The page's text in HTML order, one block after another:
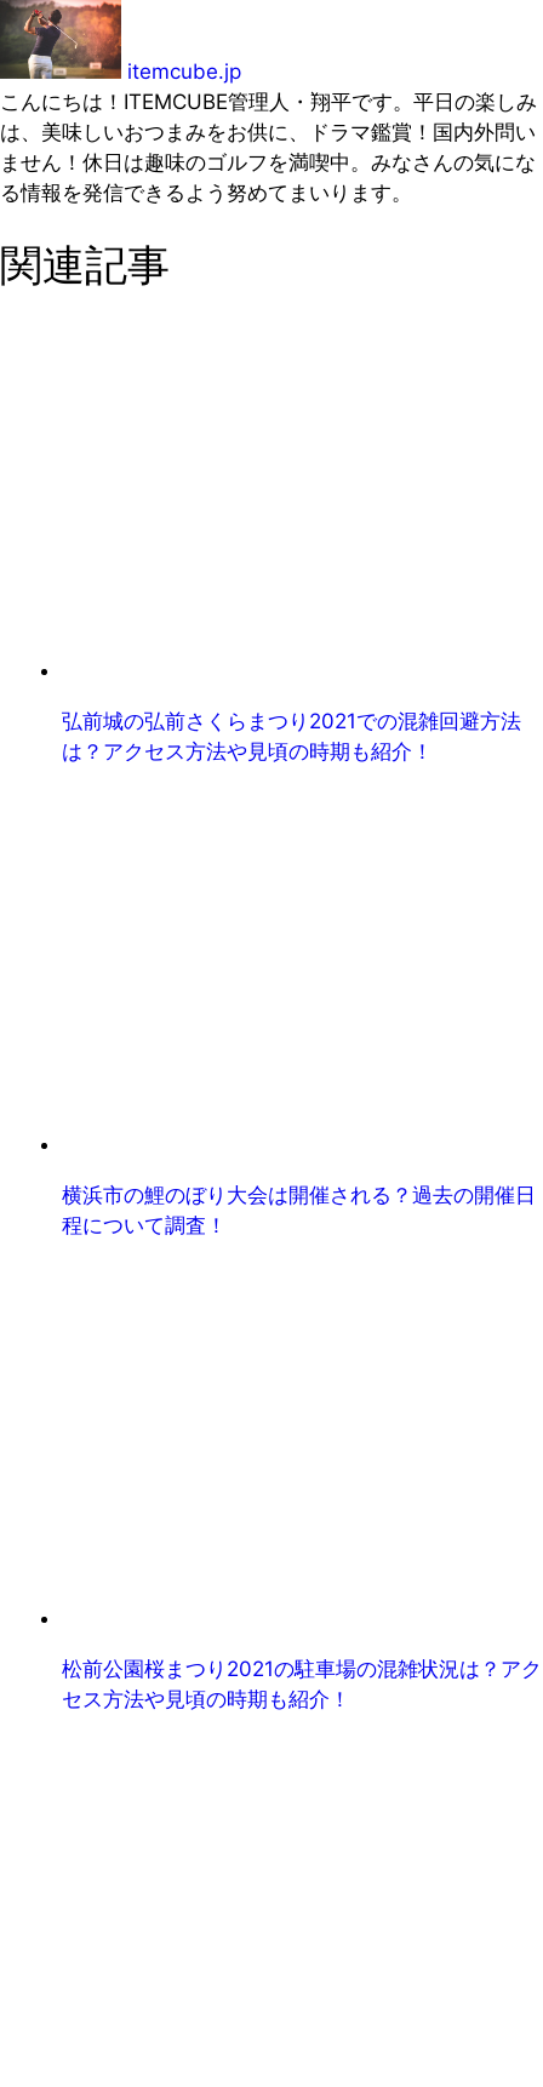
itemcube.jp
こんにちは！ITEMCUBE管理人・翔平です。平日の楽しみ
は、美味しいおつまみをお供に、ドラマ鑑賞！国内外問い
ません！休日は趣味のゴルフを満喫中。みなさんの気にな
る情報を発信できるよう努めてまいります。
関連記事
弘前城の弘前さくらまつり2021での混雑回避方法
は？アクセス方法や見頃の時期も紹介！
横浜市の鯉のぼり大会は開催される？過去の開催日
程について調査！
松前公園桜まつり2021の駐車場の混雑状況は？アク
セス方法や見頃の時期も紹介！